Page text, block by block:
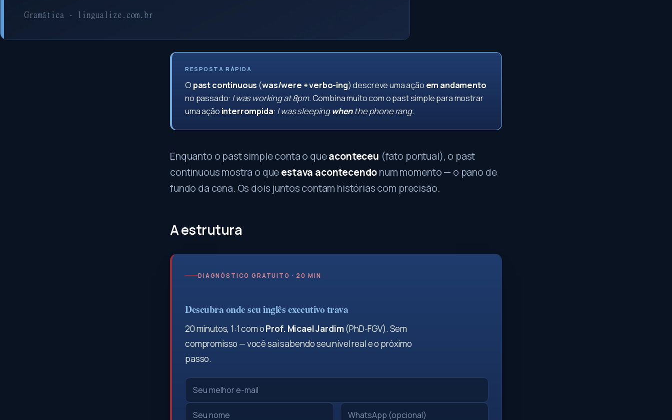
RESPOSTA RÁPIDA
O past continuous (was/were + verbo-ing) descreve uma ação em andamento
no passado: I was working at 8pm.Combina muito com o past simple para mostrar
uma ação interrompida: I was sleepingwhenthe phone rang.
Enquanto o past simple conta o queaconteceu (fato pontual), o past
continuous mostra o queestava acontecendonum momento — o pano de
fundo da cena. Os dois juntos contam histórias com precisão.
A estrutura
DIAGNÓSTICO GRATUITO · 20 MIN
Descubra onde seu inglês executivo trava
20 minutos, 1:1 com oProf. Micael Jardim(PhD-FGV). Sem
compromisso — você sai sabendo seu nível real e o próximo
passo.